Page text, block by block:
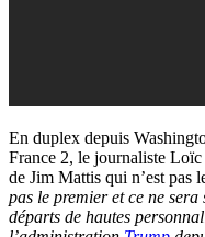
En duplex depuis
France 2, le journaliste
de Jim Mattis qui n’est pas
pas le premier et ce ne
départs de hautes